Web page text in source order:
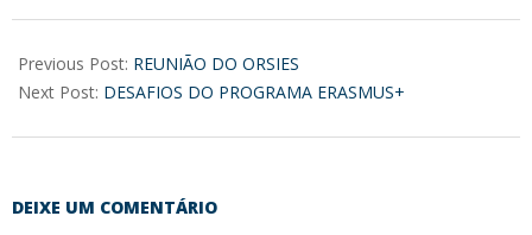
01-
09
Previous Post: REUNIÃO DO ORSIES
Next Post: DESAFIOS DO PROGRAMA ERASMUS+
DEIXE UM COMENTÁRIO